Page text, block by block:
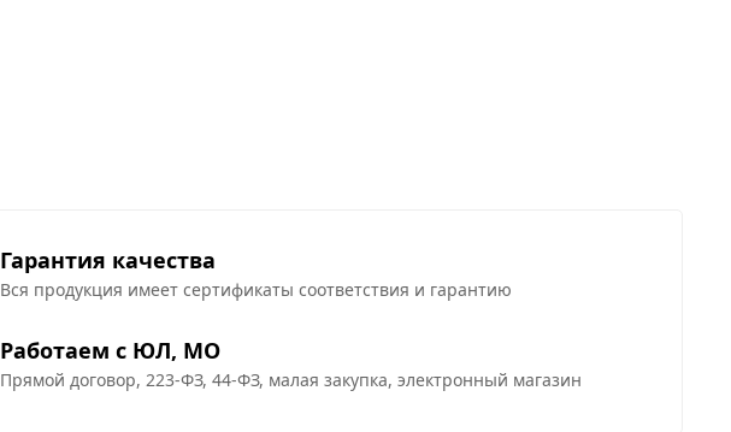
Гарантия качества
Вся продукция имеет сертификаты соответствия и гарантию
Работаем с ЮЛ, МО
Прямой договор, 223-ФЗ, 44-ФЗ, малая закупка, электронный магазин